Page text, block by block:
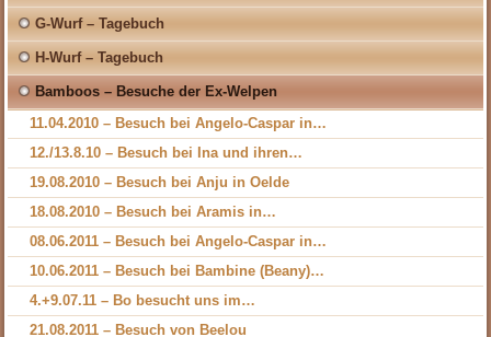
G-Wurf – Tagebuch
H-Wurf – Tagebuch
Bamboos – Besuche der Ex-Welpen
11.04.2010 – Besuch bei Angelo-Caspar in…
12./13.8.10 – Besuch bei Ina und ihren…
19.08.2010 – Besuch bei Anju in Oelde
18.08.2010 – Besuch bei Aramis in…
08.06.2011 – Besuch bei Angelo-Caspar in…
10.06.2011 – Besuch bei Bambine (Beany)…
4.+9.07.11 – Bo besucht uns im…
21.08.2011 – Besuch von Beelou